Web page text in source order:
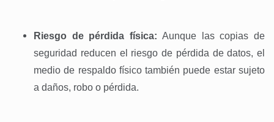
Riesgo de pérdida física: Aunque las copias de
seguridad reducen el riesgo de pérdida de datos, el
medio de respaldo físico también puede estar sujeto
a daños, robo o pérdida.